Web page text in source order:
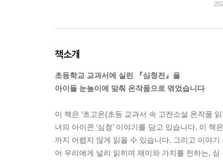
책소개
초등학교 교과서에 실린 『심청전』을
아이들 눈높이에 맞춰 온작품으로 엮었습니다
이 책은 ‘초고온(초등 교과서 속 고전소설 온작품
녀의 아이콘 ‘심청’ 이야기를 담고 있습니다. 이
까지 어렵지 않게 읽을 수 있습니다. 그리고 이야
어 우리에게 널리 읽히며 재미와 가치를 전하는,